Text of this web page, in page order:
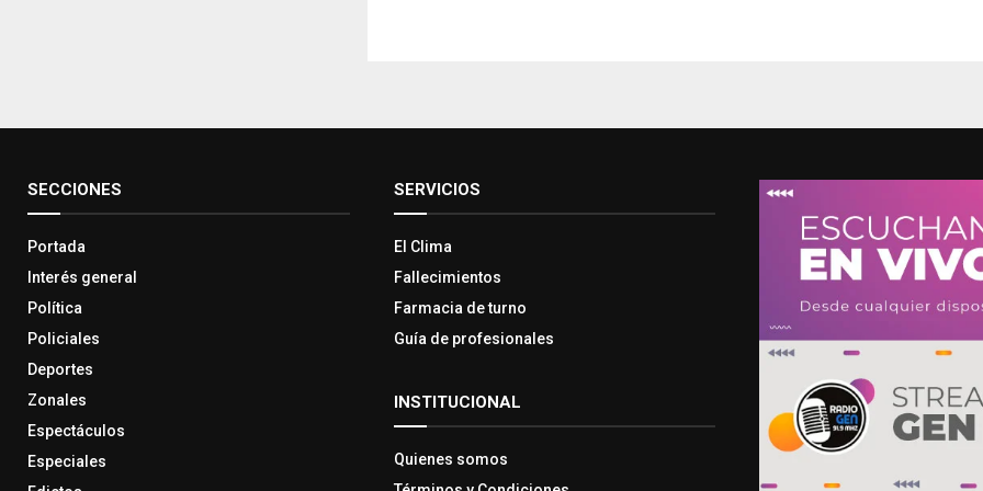
SECCIONES
Portada
Interés general
Política
Policiales
Deportes
Zonales
Espectáculos
Especiales
SERVICIOS
El Clima
Fallecimientos
Farmacia de turno
Guía de profesionales
INSTITUCIONAL
Quienes somos